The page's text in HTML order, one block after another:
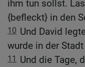
ihm tun sollst.
{befleckt} in den
10 Und David
wurde in der
11 Und die Tage,